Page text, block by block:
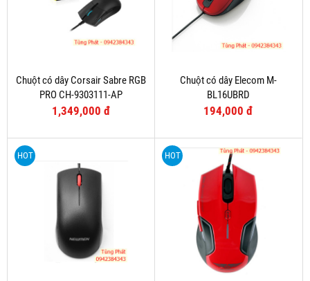
Chuột có dây Corsair Sabre RGB
PRO CH-9303111-AP
1,349,000 đ
Chuột có dây Elecom M-
BL16UBRD
194,000 đ
HOT HOT